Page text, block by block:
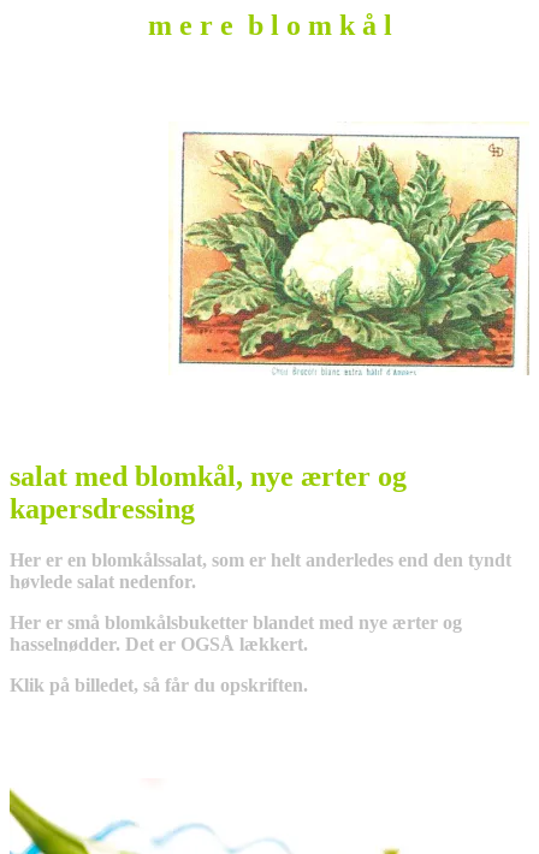
m e r e b l o m k å l
salat med blomkål, nye ærter og
kapersdressing
Her er en blomkålssalat, som er helt anderledes end den tyndt
høvlede salat nedenfor.
Her er små blomkålsbuketter blandet med nye ærter og
hasselnødder. Det er OGSÅ lækkert.
Klik på billedet, så får du opskriften.